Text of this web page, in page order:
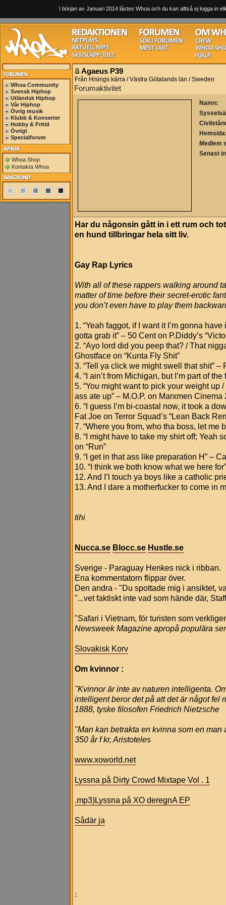
I början av Januari 2014 låstes Whoa och du kan alltså ej logga in
Whoa Community
Svensk Hiphop
Utländsk Hiphop
Vår Hiphop
Övrig musik
Klubb & Konserter
Hobby & Fritid
Övrigt
Specialforum
Whoa Shop
Kontakta Whoa
Agaeus P39
Från Hisings kärra / Västra Götalands län / Sweden
Forumaktivitet
Namn:
Medlem
Senast
Har du någonsin gått in i ett rum och
en hund tillbringar hela sitt liv.
Gay Rap Lyrics
With all of these rappers walking around
matter of time before their secret-erotic
you don’t even have to play them
1. “Yeah faggot, if I want it I’m gonna
gotta grab it” – 50 Cent on P.Diddy’s
2. “Ayo lord did you peep that? / That
Ghostface on “Kunta Fly Shit”
3. “Tell ya click we might swell that shit” –
4. “I ain’t from Michigan, but I’m part of
5. “You might want to pick your weight up
ass ate up” – M.O.P. on Marxmen Cinema
6. “I guess I’m bi-coastal now, it took a
Fat Joe on Terror Squad’s “Lean Back
7. “Where you from, who tha boss, let me
8. “I might have to take my shirt off; Yeah
on “Run”
9. “I get in that ass like preparation H” –
10. “I think we both know what we here
12. And I’l touch ya boys like a catholic
13. And I dare a motherfucker to come in
tihi
Nucca.se Blocc.se Hustle.se
Sverige - Paraguay Henkes nick i ribban.
Ena kommentatorn flippar över.
Den andra - "Du spottade mig i ansiktet,
"...vet faktiskt inte vad som hände där,
"Safari i Vietnam, för turisten som
Newsweek Magazine apropå populära
Slovakisk Korv
Om kvinnor :
"Kvinnor är inte av naturen intelligenta.
intelligent beror det på att det är något fel
1888, tyske filosofen Friedrich Nietzsche
"Man kan betrakta en kvinna som en man
350 år f kr, Aristoteles
www.xoworld.net
Lyssna på Dirty Crowd Mixtape Vol . 1
.mp3)Lyssna på XO deregnA EP
Sådär ja
.